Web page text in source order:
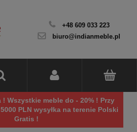
+48 609 033 223
biuro@indianmeble.pl
! Wszystkie meble do - 20% ! Przy
PLN wysyłka na terenie Polski
Gratis !